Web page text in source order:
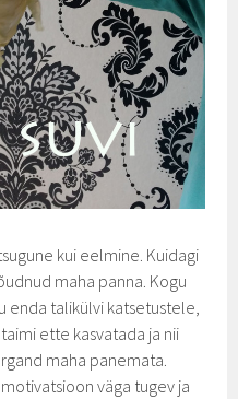
kui eelmine. Kuidagi
maha panna. Kogu
enda talikülvi katsetustele,
ette kasvatada ja nii
maha panemata.
väga tugev ja